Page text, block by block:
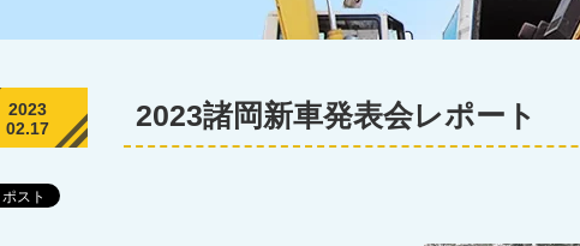
2023
02.17
2023諸岡新車発表会レポート